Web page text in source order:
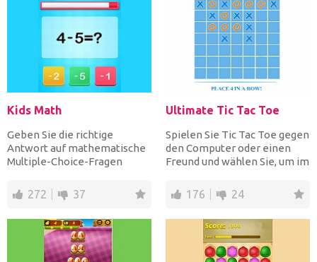
Kids Math
Geben Sie die richtige
Antwort auf mathematische
Multiple-Choice-Fragen
sammel...
272 37
Ultimate Tic Tac Toe
Spielen Sie Tic Tac Toe gegen
den Computer oder einen
Freund und wählen Sie, um im
176 24